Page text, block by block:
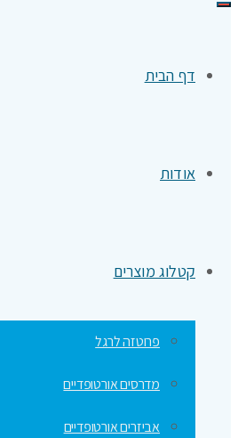
תפריט
דף הבית
אודות
קטלוג מוצרים
פרוטזה לרגל
מדרסים אורטופדיים
אביזרים אורטופדיים